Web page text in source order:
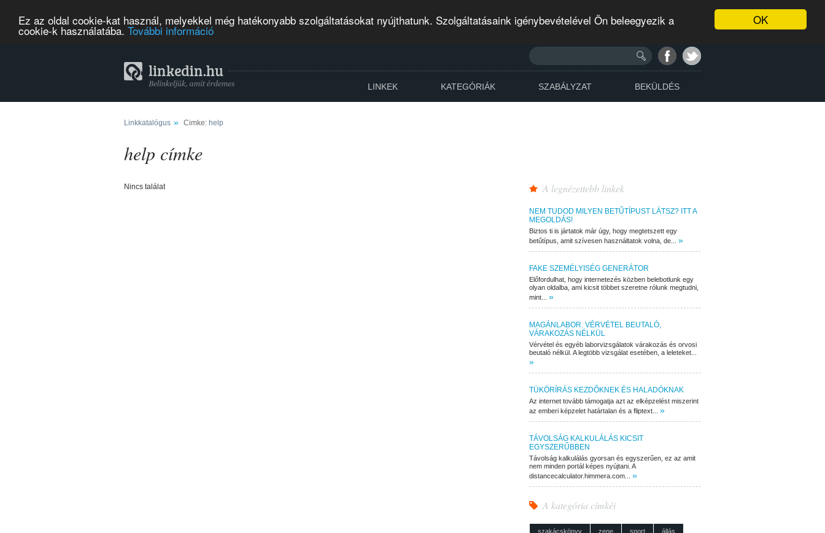
OK
Ez az oldal cookie-kat használ, melyekkel még hatékonyabb szolgáltatásokat nyújthatunk. Szolgáltatásaink igénybevételével Ön beleegyezik a
cookie-k használatába. További információ
LINKEK KATEGÓRIÁK SZABÁLYZAT BEKÜLDÉS
Linkkatalógus » Cimke: help
help címke
Nincs találat A legnézettebb linkek
NEM TUDOD MILYEN BETŰTÍPUST LÁTSZ? ITT A
MEGOLDÁS!
Biztos ti is jártatok már úgy, hogy megtetszett egy
betűtípus, amit szívesen használtatok volna, de... »
FAKE SZEMÉLYISÉG GENERÁTOR
Előfordulhat, hogy internetezés közben belebotlunk egy
olyan oldalba, ami kicsit többet szeretne rólunk megtudni,
mint... »
MAGÁNLABOR. VÉRVÉTEL BEUTALÓ,
VÁRAKOZÁS NÉLKÜL
Vérvétel és egyéb laborvizsgálatok várakozás és orvosi
beutaló nélkül. A legtöbb vizsgálat esetében, a leleteket...
»
TÜKÖRÍRÁS KEZDŐKNEK ÉS HALADÓKNAK
Az internet tovább támogatja azt az elképzelést miszerint
az emberi képzelet határtalan és a fliptext... »
TÁVOLSÁG KALKULÁLÁS KICSIT
EGYSZERŰBBEN
Távolság kalkulálás gyorsan és egyszerűen, ez az amit
nem minden portál képes nyújtani. A
distancecalculator.himmera.com... »
A kategória címkéi
szakácskönyv zene sport állás